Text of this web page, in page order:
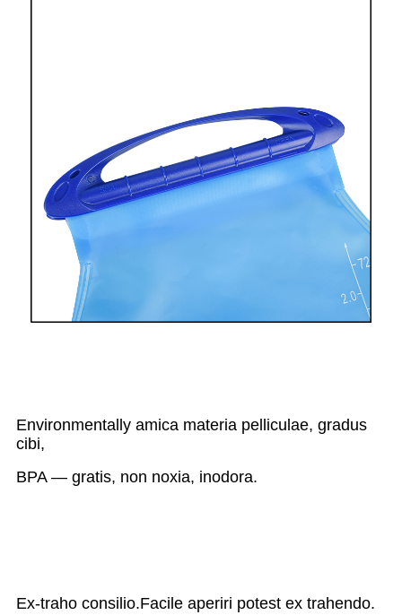
Environmentally amica materia pelliculae, gradus
cibi,
BPA — gratis, non noxia, inodora.
Ex-traho consilio.Facile aperiri potest ex trahendo.